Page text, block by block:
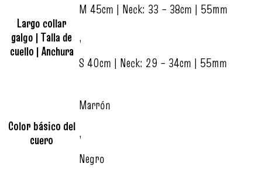
Largo collar
galgo | Talla de
cuello | Anchura
M 45cm | Neck: 33 – 38cm | 55mm
,
S 40cm | Neck: 29 – 34cm | 55mm
Color básico del
cuero
Marrón
,
Negro